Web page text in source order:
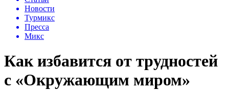
Новости
Турмикс
Пресса
Микс
Как избавится от трудностей
с «Окружающим миром»